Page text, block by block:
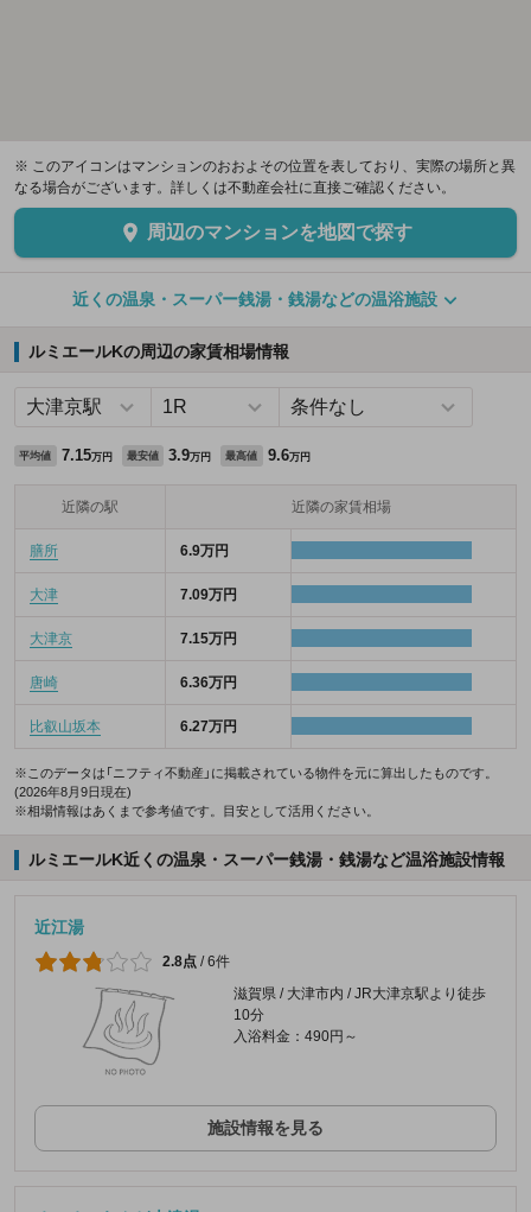
※ このアイコンはマンションのおおよその位置を表しており、実際の場所と異
なる場合がございます。詳しくは不動産会社に直接ご確認ください。
周辺のマンションを地図で探す
近くの温泉・スーパー銭湯・銭湯などの温浴施設
ルミエールKの周辺の家賃相場情報
平均値 7.15万円 最安値 3.9万円 最高値 9.6万円
近隣の駅 近隣の家賃相場
膳所 6.9万円
大津 7.09万円
大津京 7.15万円
唐崎 6.36万円
比叡山坂本 6.27万円
※このデータは「ニフティ不動産」に掲載されている物件を元に算出したものです。
(2026年8月9日現在)
※相場情報はあくまで参考値です。目安として活用ください。
ルミエールK近くの温泉・スーパー銭湯・銭湯など温浴施設情報
近江湯
2.8点 /6件
滋賀県 / 大津市内 / JR大津京駅より徒歩
10分
入浴料金：490円～
施設情報を見る